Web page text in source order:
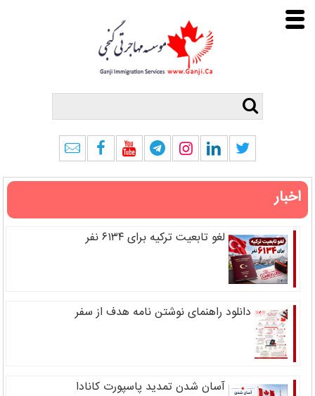
اخبار
لغو تابعیت ترکیه برای ۶۱۳۴ نفر
دانلود راهنمای نوشتن نامه هدف از سفر
آسان شدن تمدید پاسپورت کانادا